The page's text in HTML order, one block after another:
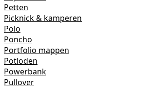
Petten
Picknick & kamperen
Polo
Poncho
Portfolio mappen
Potloden
Powerbank
Pullover